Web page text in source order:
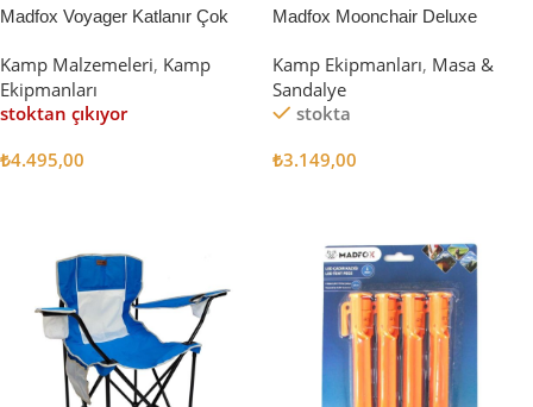
Madfox Voyager Katlanır Çok
[Vagon] BLACK
Kamp Malzemeleri, Kamp
Ekipmanları
stoktan çıkıyor
₺4.495,00
Madfox Moonchair Deluxe
Siyah/Gri
Kamp Ekipmanları, Masa &
Sandalye
stokta
₺3.149,00